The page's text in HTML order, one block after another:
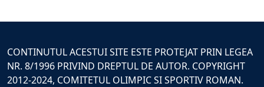
CONTINUTUL ACESTUI SITE ESTE PROTEJAT PRIN LEGEA
NR. 8/1996 PRIVIND DREPTUL DE AUTOR. COPYRIGHT
2012-2024, COMITETUL OLIMPIC SI SPORTIV ROMAN.